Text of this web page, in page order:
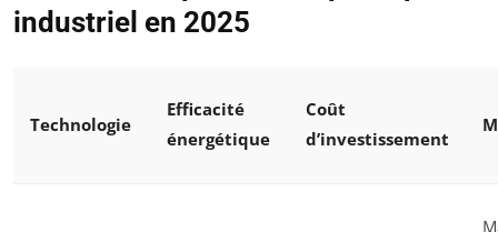
industriel en 2025
Technologie
Efficacité
énergétique
Coût
d’investissement